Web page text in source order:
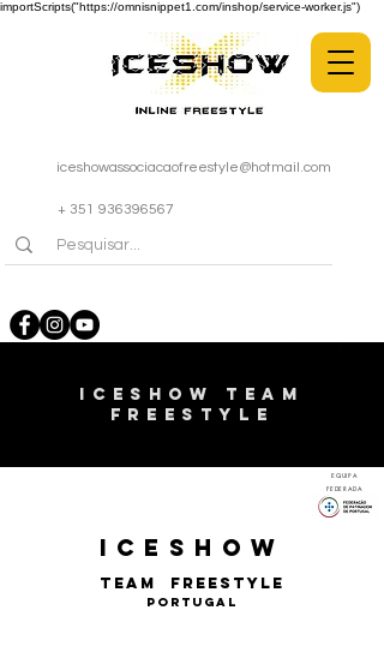
importScripts("https://omnisnippet1.com/inshop/service-worker.js")
iceshowassociacaofreestyle@hotmail.com
+ 351 936396567
ICESHOW TEAM
FREESTYLE
EQUIPA
FEDERADA
ICESHOW
TEAM FREESTYLE
PORTUGAL